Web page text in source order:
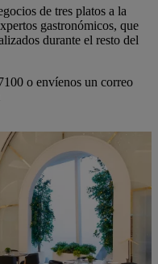
de tres platos a la
gastronómicos, que
durante el resto del
o envíenos un correo